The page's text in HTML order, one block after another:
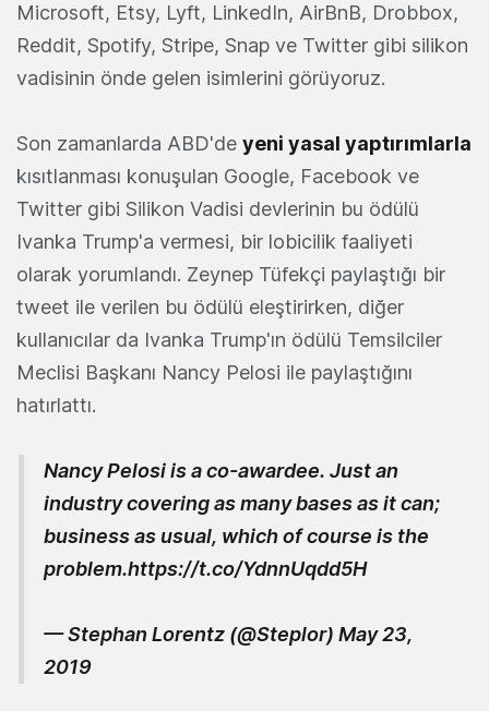
Microsoft, Etsy, Lyft, LinkedIn, AirBnB, Drobbox,
Reddit, Spotify, Stripe, Snap ve Twitter gibi silikon
vadisinin önde gelen isimlerini görüyoruz.
Son zamanlarda ABD'de yeni yasal yaptırımlarla
kısıtlanması konuşulan Google, Facebook ve
Twitter gibi Silikon Vadisi devlerinin bu ödülü
Ivanka Trump'a vermesi, bir lobicilik faaliyeti
olarak yorumlandı. Zeynep Tüfekçi paylaştığı bir
tweet ile verilen bu ödülü eleştirirken, diğer
kullanıcılar da Ivanka Trump'ın ödülü Temsilciler
Meclisi Başkanı Nancy Pelosi ile paylaştığını
hatırlattı.
Nancy Pelosi is a co-awardee. Just an
industry covering as many bases as it can;
business as usual, which of course is the
problem.https://t.co/YdnnUqdd5H
— Stephan Lorentz (@Steplor) May 23,
2019